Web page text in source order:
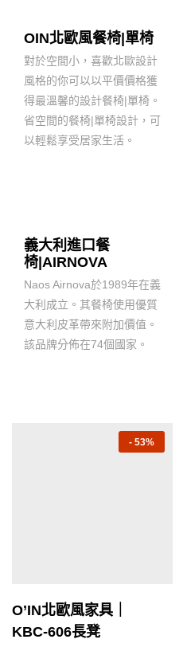
OIN北歐風餐椅|單椅
對於空間小，喜歡北歐設計
風格的你可以以平價價格獲
得最溫馨的設計餐椅|單椅。
省空間的餐椅|單椅設計，可
以輕鬆享受居家生活。
義大利進口餐
椅|AIRNOVA
Naos Airnova於1989年在義
大利成立。其餐椅使用優質
意大利皮革帶來附加價值。
該品牌分佈在74個國家。
- 53%
O’IN北歐風家具｜
KBC-606長凳